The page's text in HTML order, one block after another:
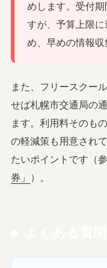
めします。受付
すが、予算上限
め、早めの情報収
また、フリースクー
せば札幌市交通局の
ます。利用料そのも
の軽減策も用意され
たいポイントです（参
券」
）。